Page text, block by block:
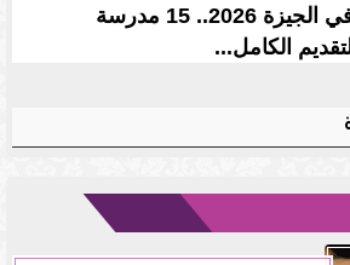
مدارس التمريض في الجيزة 2026.. 15 مدرسة
الكامل...